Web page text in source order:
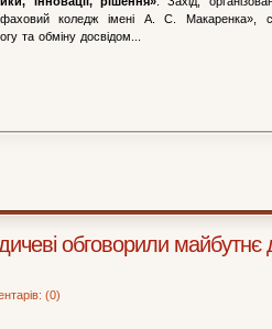
фаховий коледж імені А. С. Макаренка»,
та обміну досвідом...
обговорили майбутнє
(0)